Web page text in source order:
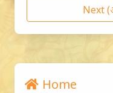
Next
Home